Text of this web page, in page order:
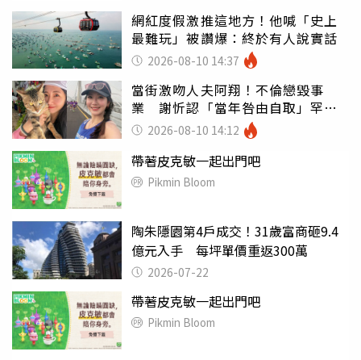
網紅度假激推這地方！他喊「史上
最難玩」被讚爆：終於有人說實話
2026-08-10 14:37
當街激吻人夫阿翔！不倫戀毀事
業 謝忻認「當年咎由自取」罕吐
心聲2026-08-10 14:12
帶著皮克敏一起出門吧
Pikmin Bloom
陶朱隱園第4戶成交！31歲富商砸9.4
億元入手 每坪單價重返300萬
2026-07-22
帶著皮克敏一起出門吧
Pikmin Bloom